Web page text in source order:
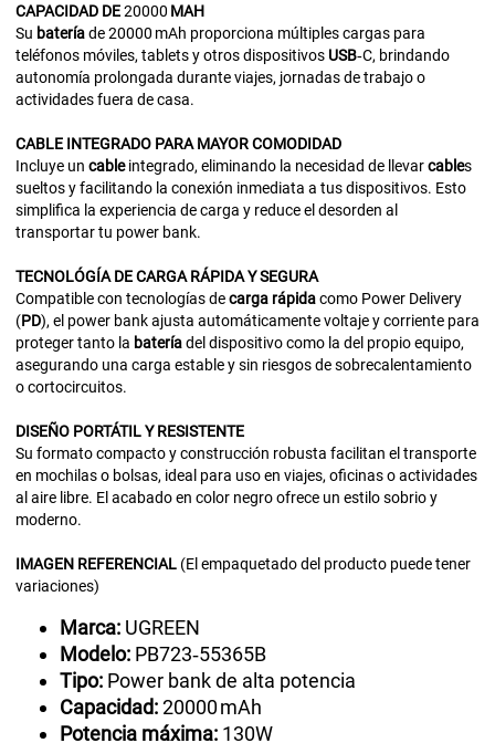
CAPACIDAD DE20000 MAH
Su bateríade 20000 mAh proporciona múltiples cargas para
teléfonos móviles, tablets y otros dispositivos USB‑C, brindando
autonomía prolongada durante viajes, jornadas de trabajo o
actividades fuera de casa.
CABLE INTEGRADO PARA MAYORCOMODIDAD
Incluye un cableintegrado, eliminando la necesidad de llevarcables
sueltos y facilitando la conexión inmediata a tus dispositivos. Esto
simplifica la experiencia de carga y reduce el desorden al
transportar tu power bank.
TECNOLÓGÍA DECARGA RÁPIDA Y SEGURA
Compatible con tecnologías decarga rápidacomo Power Delivery
(PD), el power bank ajusta automáticamente voltaje y corriente para
proteger tanto la bateríadel dispositivo como la del propio equipo,
asegurando una carga estable y sin riesgos de sobrecalentamiento
o cortocircuitos.
DISEÑO PORTÁTIL Y RESISTENTE
Su formato compacto y construcción robusta facilitan el transporte
en mochilas o bolsas, ideal para uso en viajes, oficinas o actividades
al aire libre. El acabado en color negro ofrece un estilo sobrio y
moderno.
IMAGEN REFERENCIAL (El empaquetado del producto puede tener
variaciones)
Marca: UGREEN
Modelo: PB723‑55365B
Tipo: Power bank de alta potencia
Capacidad:20000 mAh
Potencia máxima: 130W